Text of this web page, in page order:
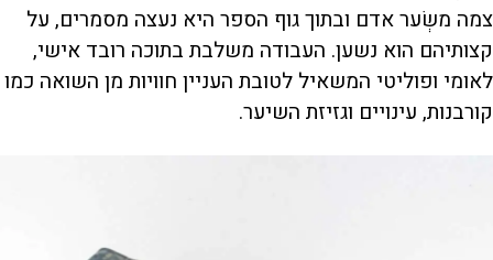
צמה משְׂער אדם ובתוך גוף הספר היא נעצה מסמרים, על
קצותיהם הוא נשען. העבודה משלבת בתוכה רובד אישי,
לאומי ופוליטי המשאיל לטובת העניין חוויות מן השואה כמו
קורבנות, עינויים וגזיזת השיער.